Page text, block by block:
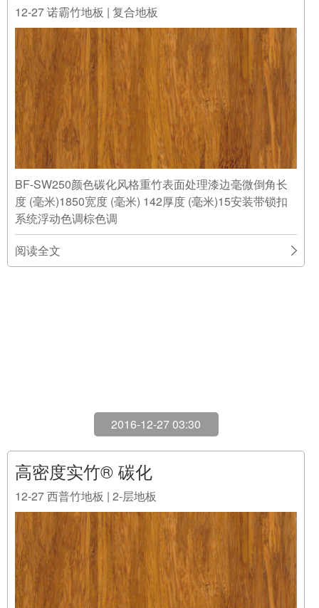
12-27诺霸竹地板 | 复合地板
BF-SW250颜色碳化风格重竹表面处理漆边毫微倒角长
度 (毫米)1850宽度 (毫米) 142厚度 (毫米)15安装带锁扣
系统浮动色调棕色调
阅读全文
BF-DT453颜色碳化风格重竹表面处理油边毫微倒角长度
(毫米)920宽度 (毫米)96厚度 (毫米)10色调棕色调BF-
DT459颜色碳化风格重竹表面处理本色上漆（更多亚
光）边毫微倒角长度 (毫米)920宽度 (毫米)96厚度 (毫
米)10色调棕色调 ...